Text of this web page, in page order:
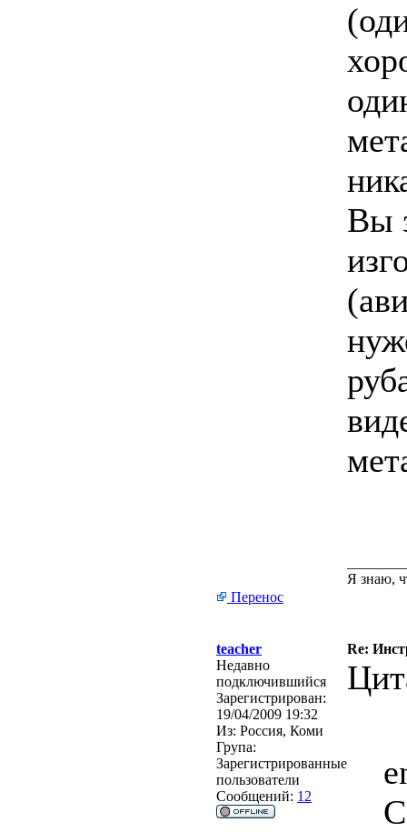
Вы
Я знаю,
Перенос
teacher
Re:
Недавно
подключившийся
Зарегистрирован:
19/04/2009 19:32
Из: Россия, Коми
Група:
Зарегистрированные
пользователи
Сообщений: 12